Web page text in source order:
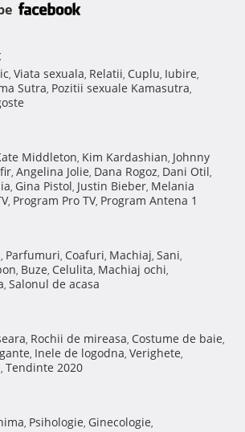
, Viata sexuala, Relatii, Cuplu, Iubire,
Sutra, Pozitii sexuale Kamasutra,
Middleton, Kim Kardashian, Johnny
, Angelina Jolie, Dana Rogoz, Dani Otil,
, Gina Pistol, Justin Bieber, Melania
, Program Pro TV, Program Antena 1
, Parfumuri, Coafuri, Machiaj, Sani,
, Buze, Celulita, Machiaj ochi,
, Salonul de acasa
, Rochii de mireasa, Costume de baie,
, Inele de logodna, Verighete,
, Tendinte 2020
, Psihologie, Ginecologie,